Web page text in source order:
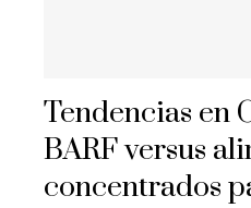
Tendencias en
BARF versus
concentrados